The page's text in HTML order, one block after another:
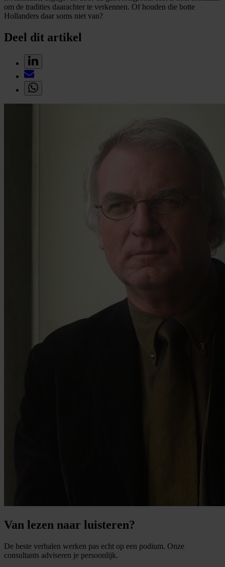
om de tradities daarachter te verkennen. Of houden die botte
Hollanders daar soms niet van?
Deel dit artikel
Van lezen naar luisteren?
De beste verhalen werken pas echt op een podium. Onze
consultants adviseren je persoonlijk.